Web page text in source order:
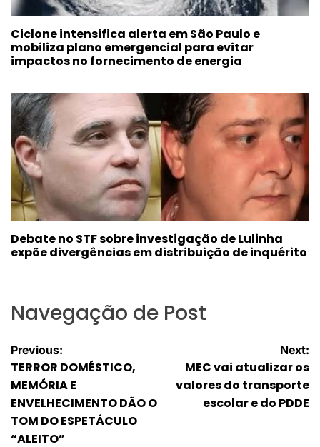
Ciclone intensifica alerta em São Paulo e
mobiliza plano emergencial para evitar
impactos no fornecimento de energia
Debate no STF sobre investigação de Lulinha
expõe divergências em distribuição de inquérito
Navegação de Post
Previous:
TERROR DOMÉSTICO,
MEMÓRIA E
ENVELHECIMENTO DÃO O
TOM DO ESPETÁCULO
“ALEITO”
Next:
MEC vai atualizar os
valores do transporte
escolar e do PDDE